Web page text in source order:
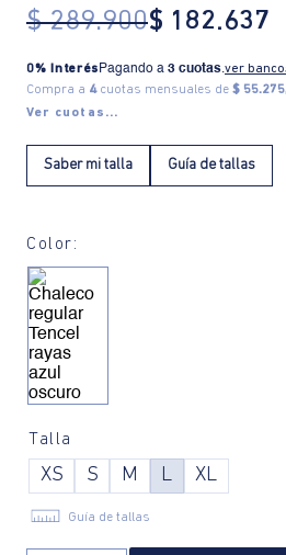
$ 289.900$ 182.637
0% Interés Pagando a 3 cuotas.ver
Compra a 4cuotas mensuales de $
Ver cuotas...
Saber mi talla Guía de tallas
Color:
Talla
XS S M L XL
Guía de tallas